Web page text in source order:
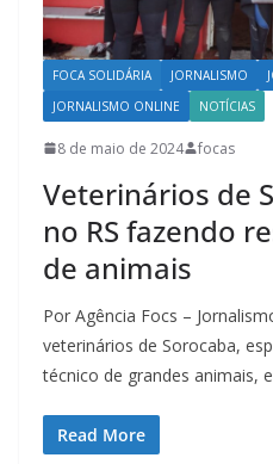
FOCA SOLIDÁRIA JORNALISMO
JORNALISMO ONLINE
NOTÍCIAS
8 de maio de 2024 focas
Veterinários de
no RS fazendo
de animais
Por Agência Focs –
veterinários de Sorocaba,
técnico de grandes animais,
Read More